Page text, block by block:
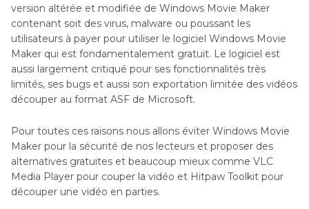
version altérée et modifiée de Windows Movie Maker
contenant soit des virus, malware ou poussant les
utilisateurs à payer pour utiliser le logiciel Windows Movie
Maker qui est fondamentalement gratuit. Le logiciel est
aussi largement critiqué pour ses fonctionnalités très
limités, ses bugs et aussi son exportation limitée des vidéos
découper au format ASF de Microsoft.
Pour toutes ces raisons nous allons éviter Windows Movie
Maker pour la sécurité de nos lecteurs et proposer des
alternatives gratuites et beaucoup mieux comme VLC
Media Player pour couper la vidéo et Hitpaw Toolkit pour
découper une vidéo en parties.